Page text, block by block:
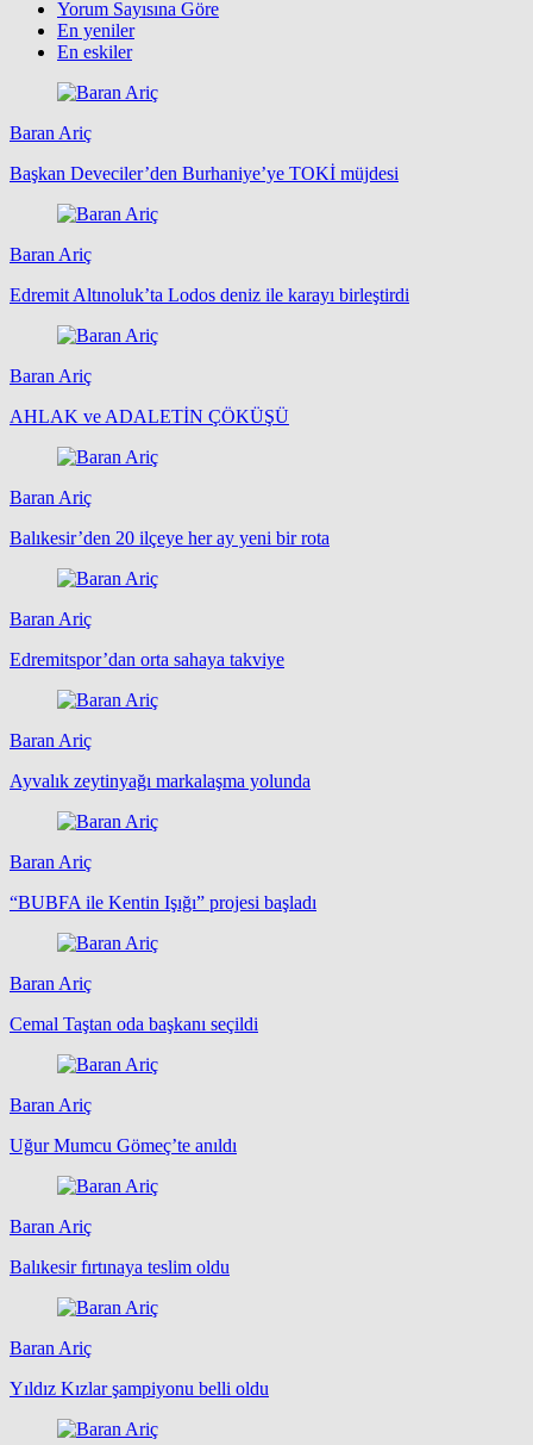
Yorum Sayısına Göre
En yeniler
En eskiler
Baran Ariç
Başkan Deveciler’den Burhaniye’ye TOKİ müjdesi
Baran Ariç
Edremit Altınoluk’ta Lodos deniz ile karayı birleştirdi
Baran Ariç
AHLAK ve ADALETİN ÇÖKÜŞÜ
Baran Ariç
Balıkesir’den 20 ilçeye her ay yeni bir rota
Baran Ariç
Edremitspor’dan orta sahaya takviye
Baran Ariç
Ayvalık zeytinyağı markalaşma yolunda
Baran Ariç
“BUBFA ile Kentin Işığı” projesi başladı
Baran Ariç
Cemal Taştan oda başkanı seçildi
Baran Ariç
Uğur Mumcu Gömeç’te anıldı
Baran Ariç
Balıkesir fırtınaya teslim oldu
Baran Ariç
Yıldız Kızlar şampiyonu belli oldu